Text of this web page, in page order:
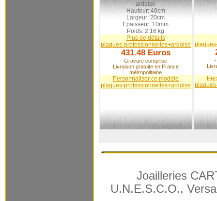
ardoise
Hauteur: 40cm
Largeur: 20cm
Epaisseur: 10mm
Poids: 2.16 kg
Plus de détails
plaques-professionnelles+ardoise
431.48 Euros
- Gravure comprise -
Livraison gratuite en France
métropolitaine
Personnaliser ce modèle
plaques-professionnelles+ardoise
Joailleries
U.N.E.S.C.O.,